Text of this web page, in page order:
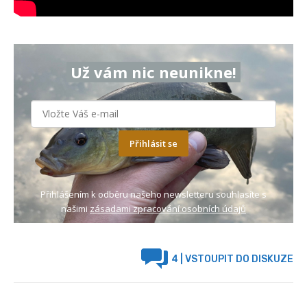
Už vám nic neunikne!
Přihlásit se
Přihlášením k odběru našeho newsletteru souhlasíte s
našimi zásadami zpracování osobních údajů
4 | VSTOUPIT DO DISKUZE